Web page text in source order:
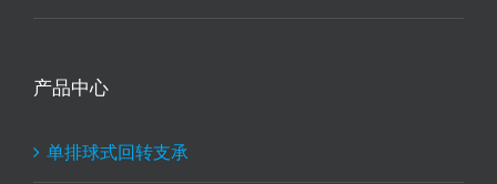
产品中心
单排球式回转支承